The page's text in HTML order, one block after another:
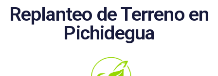
Replanteo de Terreno en
Pichidegua